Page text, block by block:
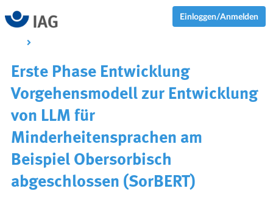
Einloggen/Anmelden
Erste Phase Entwicklung
Vorgehensmodell zur Entwicklung
von LLM für
Minderheitensprachen am
Beispiel Obersorbisch
abgeschlossen (SorBERT)